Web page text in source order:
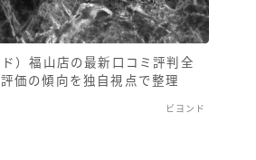
）福山店の最新口コミ評判全
価の傾向を独自視点で整理
ビヨンド